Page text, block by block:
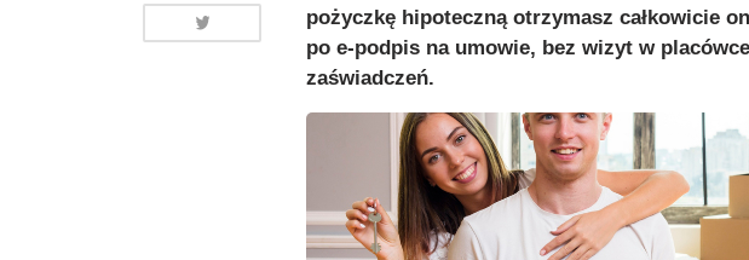
pożyczkę hipoteczną otrzymasz całkowicie
po e-podpis na umowie, bez wizyt w
zaświadczeń.